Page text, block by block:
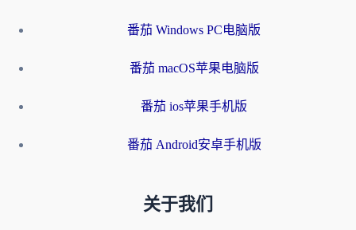
番茄 Windows PC电脑版
番茄 macOS苹果电脑版
番茄 ios苹果手机版
番茄 Android安卓手机版
关于我们